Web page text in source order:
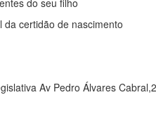
do seu filho
certidão de nascimento
Av Pedro Álvares